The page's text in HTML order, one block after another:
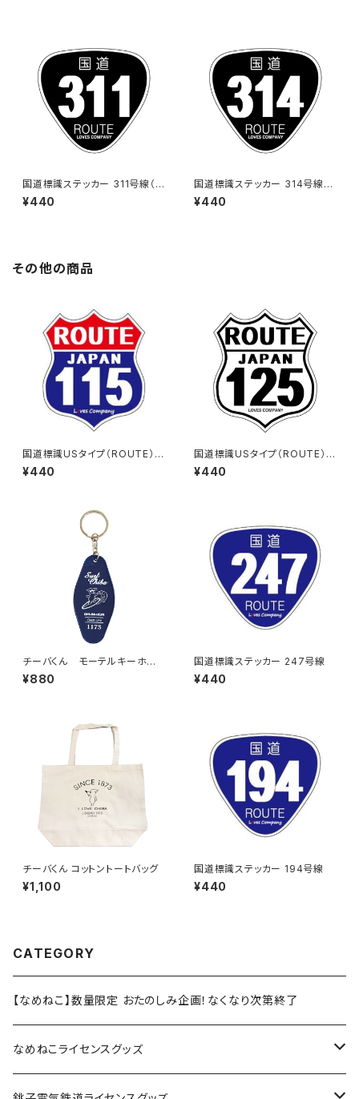
国道標識ステッカー 311号線（ブ
ラック）
¥440
国道標識ステッカー 314号線
（ブラック）
¥440
その他の商品
国道標識USタイプ（ROUTE）ス
テッカー 115号線
¥440
国道標識USタイプ（ROUTE）ス
テッカー 125号線（ホワイト）
¥440
チーバくん モーテルキーホル
ダー design3
¥880
国道標識ステッカー 247号線
¥440
チーバくん コットントートバッグ
¥1,100
国道標識ステッカー 194号線
¥440
CATEGORY
【なめねこ】数量限定 おたのしみ企画！なくなり次第終了
なめねこライセンスグッズ